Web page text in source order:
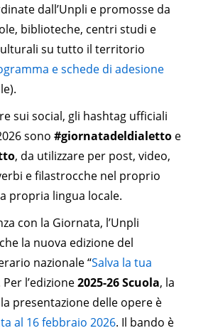
dall’Unpli e promosse da
biblioteche, centri studi e
su tutto il territorio
e schede di adesione
sui social, gli hashtag ufficiali
sono #giornatadeldialetto e
, da utilizzare per post, video,
e filastrocche nel proprio
propria lingua locale.
con la Giornata, l’Unpli
la nuova edizione del
nazionale “Salva la tua
Per l’edizione2025-26 Scuola, la
presentazione delle opere è
al 16 febbraio 2026. Il bando è